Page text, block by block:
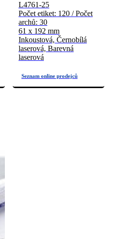
L4761-25
Počet etiket: 120 / Počet
archů: 30
61 x 192 mm
Inkoustová, Černobílá
laserová, Barevná
laserová